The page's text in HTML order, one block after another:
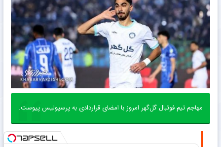
مهاجم تیم فوتبال گل‌گهر امروز با امضای قراردادی به پرسپولیس پیوست.